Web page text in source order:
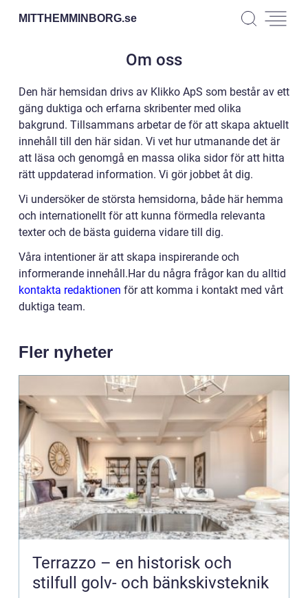
MITTHEMMINBORG.se
Om oss
Den här hemsidan drivs av Klikko ApS som består av ett
gäng duktiga och erfarna skribenter med olika
bakgrund. Tillsammans arbetar de för att skapa aktuellt
innehåll till den här sidan. Vi vet hur utmanande det är
att läsa och genomgå en massa olika sidor för att hitta
rätt uppdaterad information. Vi gör jobbet åt dig.
Vi undersöker de största hemsidorna, både här hemma
och internationellt för att kunna förmedla relevanta
texter och de bästa guiderna vidare till dig.
Våra intentioner är att skapa inspirerande och
informerande innehåll.Har du några frågor kan du alltid
kontakta redaktionen för att komma i kontakt med vårt
duktiga team.
Fler nyheter
Terrazzo – en historisk och
stilfull golv- och bänkskivsteknik